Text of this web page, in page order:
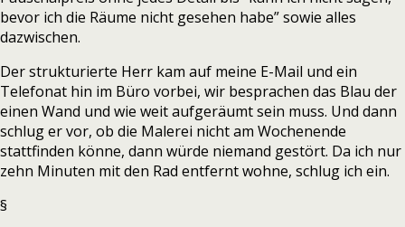
bevor ich die Räume nicht gesehen habe” sowie alles
dazwischen.
Der strukturierte Herr kam auf meine E-Mail und ein
Telefonat hin im Büro vorbei, wir besprachen das Blau der
einen Wand und wie weit aufgeräumt sein muss. Und dann
schlug er vor, ob die Malerei nicht am Wochenende
stattfinden könne, dann würde niemand gestört. Da ich nur
zehn Minuten mit den Rad entfernt wohne, schlug ich ein.
§